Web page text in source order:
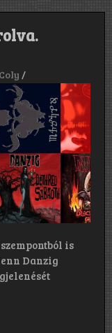
Coly /
is
Danzig